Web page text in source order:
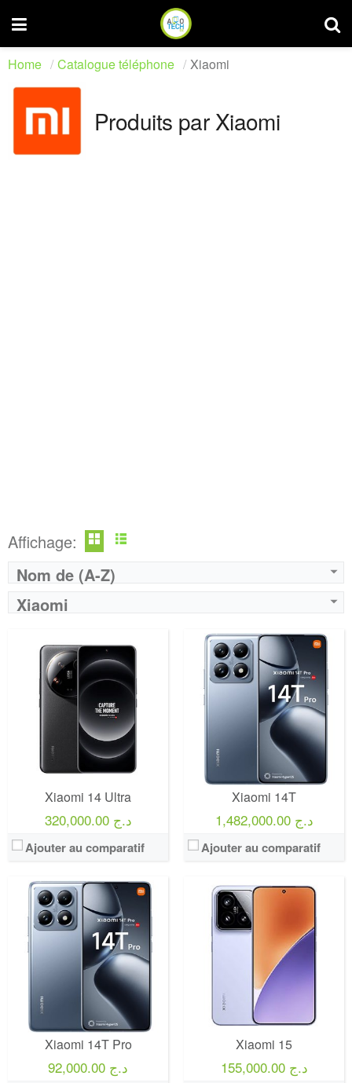
Home Catalogue téléphone Xiaomi
Produits par Xiaomi
Affichage:
Nom de (A-Z)
Xiaomi
Xiaomi 14 Ultra
320,000.00 د.ج
Ajouter au comparatif
Xiaomi 14T
1,482,000.00 د.ج
Ajouter au comparatif
Xiaomi 14T Pro
92,000.00 د.ج
Xiaomi 15
155,000.00 د.ج